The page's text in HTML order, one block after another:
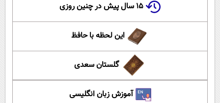
۱۵ سال پیش در چنین روزی
این لحظه با حافظ
گلستان سعدی
آموزش زبان انگلیسی